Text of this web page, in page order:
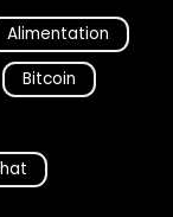
Alimentation
Bitcoin